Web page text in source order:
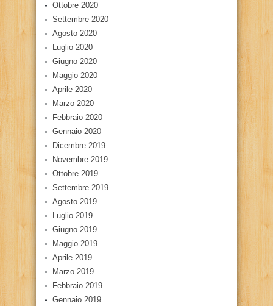
Ottobre 2020
Settembre 2020
Agosto 2020
Luglio 2020
Giugno 2020
Maggio 2020
Aprile 2020
Marzo 2020
Febbraio 2020
Gennaio 2020
Dicembre 2019
Novembre 2019
Ottobre 2019
Settembre 2019
Agosto 2019
Luglio 2019
Giugno 2019
Maggio 2019
Aprile 2019
Marzo 2019
Febbraio 2019
Gennaio 2019